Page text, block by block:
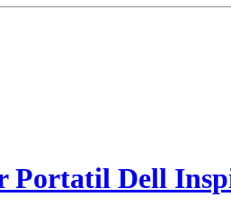
Portatil Dell